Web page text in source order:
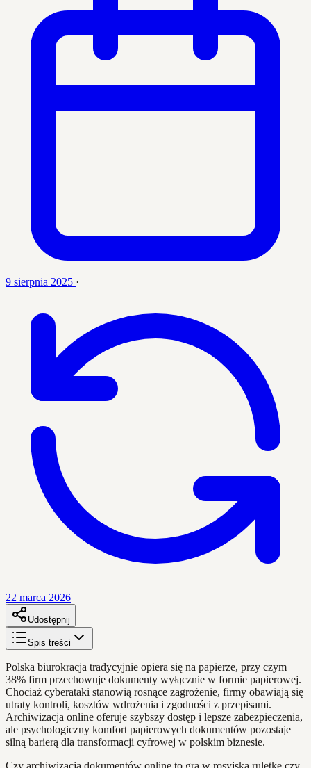
9 sierpnia 2025 ·
22 marca 2026
Udostępnij
Spis treści
Polska biurokracja tradycyjnie opiera się na papierze, przy czym
38% firm przechowuje dokumenty wyłącznie w formie papierowej.
Chociaż cyberataki stanowią rosnące zagrożenie, firmy obawiają się
utraty kontroli, kosztów wdrożenia i zgodności z przepisami.
Archiwizacja online oferuje szybszy dostęp i lepsze zabezpieczenia,
ale psychologiczny komfort papierowych dokumentów pozostaje
silną barierą dla transformacji cyfrowej w polskim biznesie.
Czy archiwizacja dokumentów online to gra w rosyjską ruletkę czy